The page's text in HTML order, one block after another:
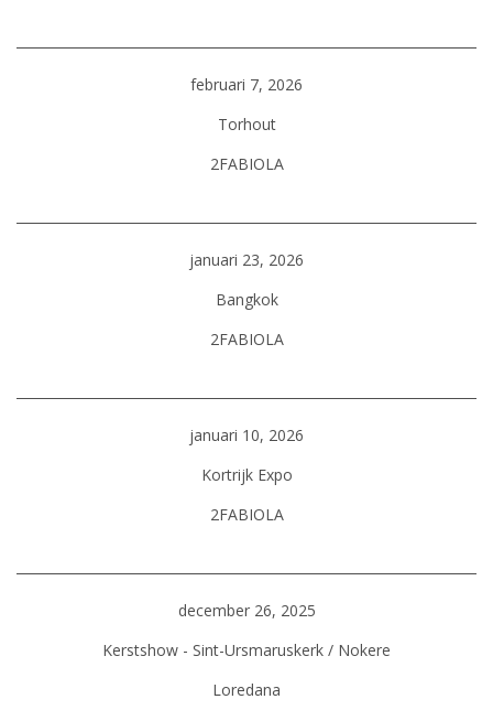
februari 7, 2026
Torhout
2FABIOLA
januari 23, 2026
Bangkok
2FABIOLA
januari 10, 2026
Kortrijk Expo
2FABIOLA
december 26, 2025
Kerstshow - Sint-Ursmaruskerk / Nokere
Loredana